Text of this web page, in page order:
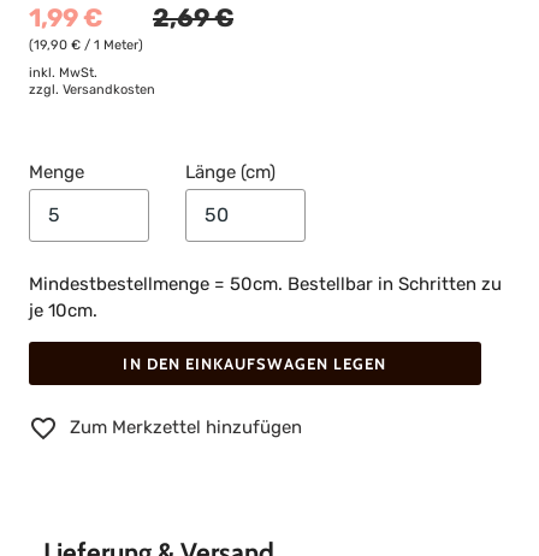
1,99 €
(19,90 € / 1 Meter)
2,69 €
inkl. MwSt.
zzgl. Versandkosten
Menge Länge (cm)
Mindestbestellmenge = 50cm. Bestellbar in Schritten zu
je 10cm.
IN DEN EINKAUFSWAGEN LEGEN
Zum Merkzettel hinzufügen